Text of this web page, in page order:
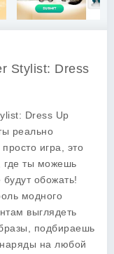
Stylist: Dress
Dress Up
реально
игра, это
где ты можешь
будут обожать!
модного
выглядеть
подбираешь
на любой